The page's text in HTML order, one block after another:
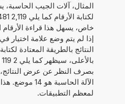
المثال، آلات الجيب
خاص، يسهل هذا قراءة الأرقام
إذا لم يتم وضع علامة اختيار
النتائج بالطريقة المعتادة
بصرف النظر عن عرض
الآلة
لمعظم التطبيقات.